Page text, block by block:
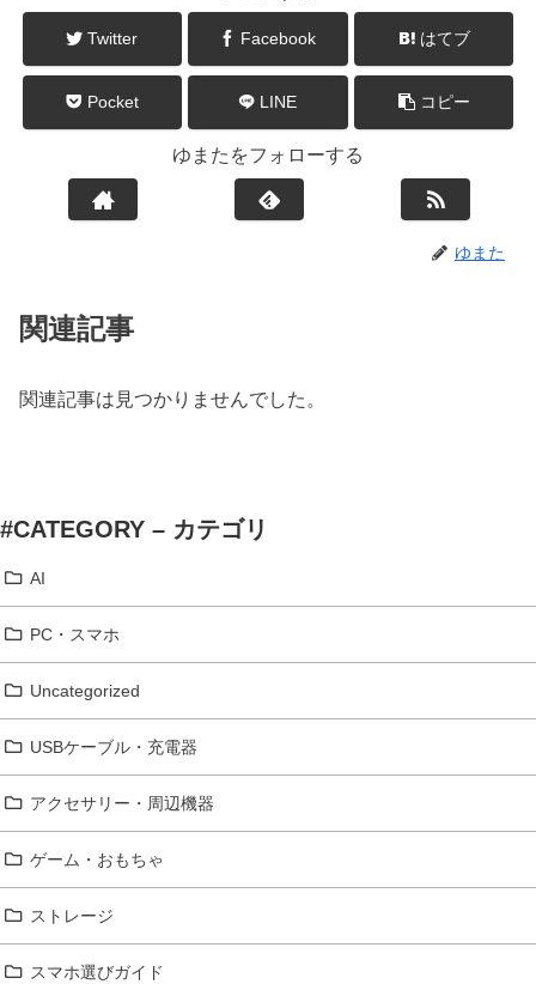
Twitter Facebook はてブ
Pocket LINE コピー
ゆまたをフォローする
ゆまた
関連記事
関連記事は見つかりませんでした。
#CATEGORY – カテゴリ
AI
PC・スマホ
Uncategorized
USBケーブル・充電器
アクセサリー・周辺機器
ゲーム・おもちゃ
ストレージ
スマホ選びガイド